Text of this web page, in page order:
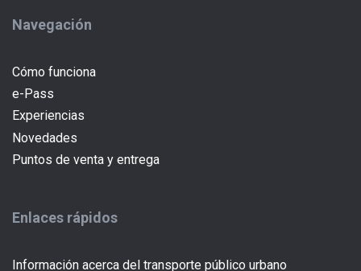
Navegación
Cómo funciona
e-Pass
Experiencias
Novedades
Puntos de venta y entrega
Enlaces rápidos
Información acerca del transporte público urbano